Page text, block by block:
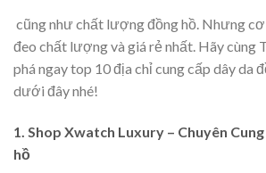
cũng như chất lượng đồng hồ. Nhưng
đeo chất lượng và giá rẻ nhất. Hãy cùng
phá ngay top 10 địa chỉ cung cấp dây da
dưới đây nhé!
1. Shop Xwatch Luxury – Chuyên
hồ